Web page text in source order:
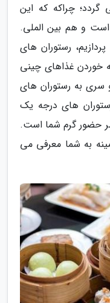
چراکه که این
و هم بین الملی.
رستوران های
خوردن غذاهای چینی
سری به رستوران های
های درجه یک
حضور گرم شما است.
به شما معرفی می